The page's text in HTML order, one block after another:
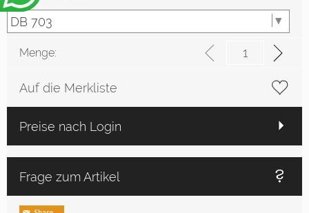
Menge:
Auf die Merkliste
Preise nach Login
Frage zum Artikel